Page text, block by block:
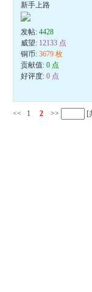
新手上路
发帖:4428
威望: 12133 点
铜币:3679 枚
贡献值:0 点
好评度:0 点
<< 1 2 >> [